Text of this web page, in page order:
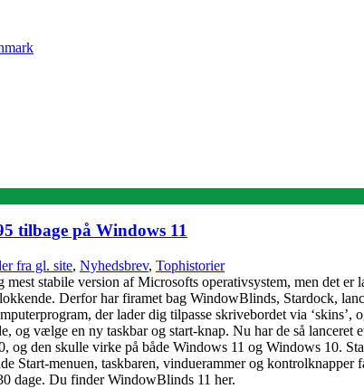
tilbage på Windows 11
fra gl. site, Nyhedsbrev, Tophistorier
stabile version af Microsofts operativsystem, men det
Derfor har firamet bag WindowBlinds, Stardock,
der lader dig tilpasse skrivebordet via
og vælge en ny taskbar og start-knap. Nu har de så
og den skulle virke på både Windows 11 og Windows 10.
Start-menuen, taskbaren, vinduerammer og
dage. Du finder WindowBlinds 11 her.